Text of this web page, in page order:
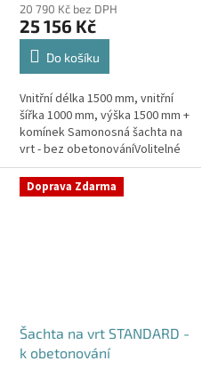
produktu
je
5,0
hvězdiček.
20 790 Kč bez DPH
25 156 Kč
Do košíku
Vnitřní délka 1500 mm, vnitřní
šířka 1000 mm, výška 1500 mm +
komínek Samonosná šachta na
vrt - bez obetonováníVolitelné
průměry i pozice prostupů na
pažení vrtu, hadice i...
Doprava Zdarma
Šachta na vrt STANDARD -
k obetonování